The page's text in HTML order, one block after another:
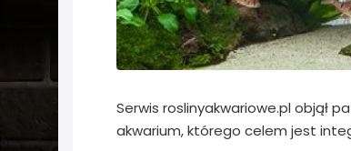
Serwis roslinyakwariowe.pl objął
akwarium, którego celem jest